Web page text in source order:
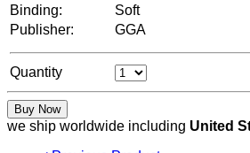
Binding:
Soft
Publisher:
GGA
Quantity
Buy Now
we ship worldwide including United